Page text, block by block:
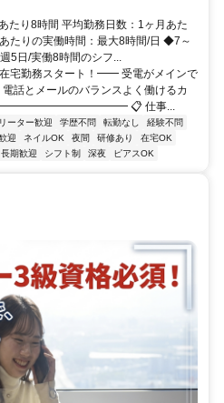
たり8時間 平均勤務日数：1ヶ月あた
たりの実働時間：最大8時間/日 ◆7～
5日/実働8時間のシフ...
宅勤務スタート！━━ 受電がメインで
話とメールのバランスよく働けるカ
━━━━━━━━━━━━━━ 📋 仕事...
ーター歓迎 学歴不問 転勤なし
経験不問
迎 ネイルOK 夜間 研修あり
在宅OK
長期歓迎 シフト制 深夜 ピアスOK